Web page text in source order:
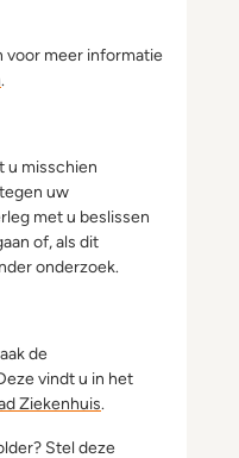
voor meer informatie
.
u misschien
uw
met u beslissen
of, als dit
onderzoek.
de
vindt u in het
Ziekenhuis.
Stel deze